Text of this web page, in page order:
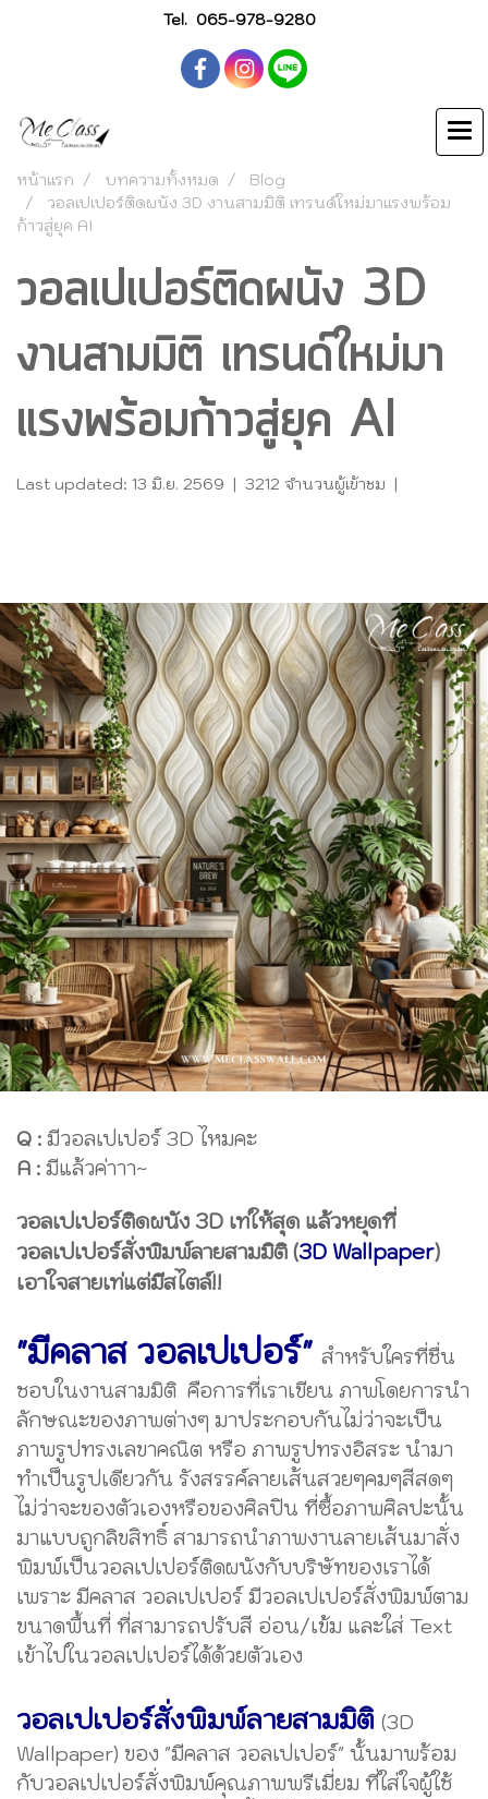
Tel. 065-978-9280
หน้าแรก บทความทั้งหมด
Blog
วอลเปเปอร์ติดผนัง 3D งานสามมิติ เทรนด์ใหม่มาแรงพร้อม
ก้าวสู่ยุค AI
วอลเปเปอร์ติดผนัง 3D
งานสามมิติ เทรนด์ใหม่มา
แรงพร้อมก้าวสู่ยุค AI
Last updated: 13 มิ.ย. 2569 | 3212 จำนวนผู้เข้าชม |
Q : มีวอลเปเปอร์ 3D ไหมคะ
A : มีแล้วค่าาา~
วอลเปเปอร์ติดผนัง 3D เท่ให้สุด แล้วหยุดที่
วอลเปเปอร์สั่งพิมพ์ลายสามมิติ (3D Wallpaper)
เอาใจสายเท่แต่มีสไตล์!!
"มีคลาส วอลเปเปอร์" สำหรับใครที่ชื่น
ชอบในงานสามมิติ คือการที่เราเขียน ภาพโดยการนำ
ลักษณะของภาพต่างๆ มาประกอบกันไม่ว่าจะเป็น
ภาพรูปทรงเลขาคณิต หรือ ภาพรูปทรงอิสระ นำมา
ทำเป็นรูปเดียวกัน รังสรรค์ลายเส้นสวยๆคมๆสีสดๆ
ไม่ว่าจะของตัวเองหรือของศิลปิน ที่ซื้อภาพศิลปะนั้น
มาแบบถูกลิขสิทธิ์ สามารถนำภาพงานลายเส้นมาสั่ง
พิมพ์เป็นวอลเปเปอร์ติดผนังกับบริษัทของเราได้
เพราะ มีคลาส วอลเปเปอร์ มีวอลเปเปอร์สั่งพิมพ์ตาม
ขนาดพื้นที่ ที่สามารถปรับสี อ่อน/เข้ม และใส่ Text
เข้าไปในวอลเปเปอร์ได้ด้วยตัวเอง
วอลเปเปอร์สั่งพิมพ์ลายสามมิติ (3D
Wallpaper) ของ "มีคลาส วอลเปเปอร์" นั้นมาพร้อม
กับวอลเปเปอร์สั่งพิมพ์คุณภาพพรีเมี่ยม ที่ใส่ใจผู้ใช้